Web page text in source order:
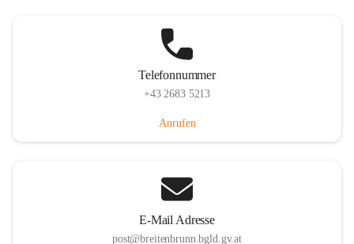
Telefonnummer
+43 2683 5213
Anrufen
E-Mail Adresse
post@breitenbrunn.bgld.gv.at